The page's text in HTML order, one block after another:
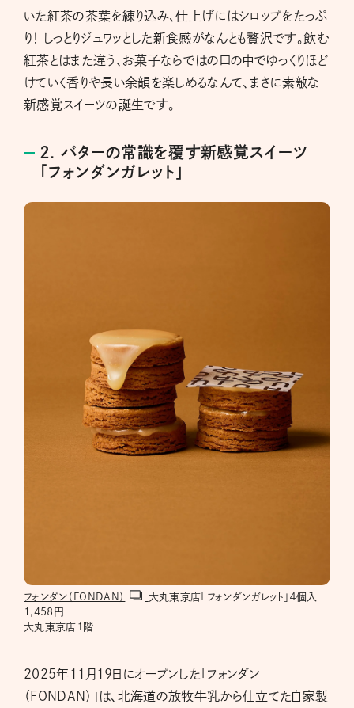
いた紅茶の茶葉を練り込み、仕上げにはシロップをたっぷ
り！ しっとりジュワッとした新食感がなんとも贅沢です。飲む
紅茶とはまた違う、お菓子ならではの口の中でゆっくりほど
けていく香りや長い余韻を楽しめるなんて、まさに素敵な
新感覚スイーツの誕生です。
2. バターの常識を覆す新感覚スイーツ
「フォンダンガレット」
フォンダン（FONDAN）
大丸東京店「フォンダンガレット」４個入
1,458円
大丸東京店１階
2025年11月19日にオープンした「フォンダン
（FONDAN）」は、北海道の放牧牛乳から仕立てた自家製